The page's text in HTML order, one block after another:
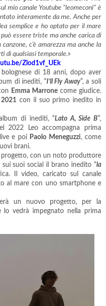
mio canale Youtube “leomeconi” è
interamente da me. Anche per
semplice e ho optato per il mare
essere triste ma anche carica di
c’è amarezza ma anche la
di qualsiasi temporale.»
Zlod1vf_UEk
di 18 anni, dopo aver
di inediti, “I’ll Fly Away”, a soli
Emma Marrone come giudice.
con il suo primo inedito in
di inediti, “Lato A, Side B”,
2022 Leo accompagna prima
e poi Paolo Meneguzzi, come
brani.
con un noto produttore
suoi social il brano inedito “la
Il video, caricato sul canale
al mare con uno smartphone e
un nuovo progetto, per la
vedrà impegnato nella prima